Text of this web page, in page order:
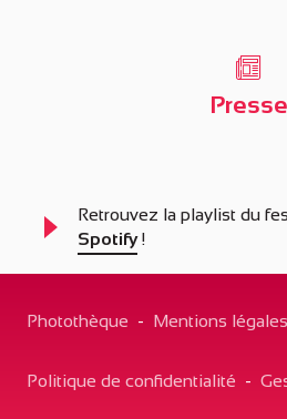
Presse
Retrouvez la playlist du
Spotify!
Photothèque - Mentions
Politique de confidentialité -